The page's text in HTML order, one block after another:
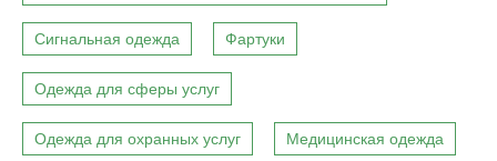
Сигнальная одежда Фартуки
Одежда для сферы услуг
Одежда для охранных услуг Медицинская одежда